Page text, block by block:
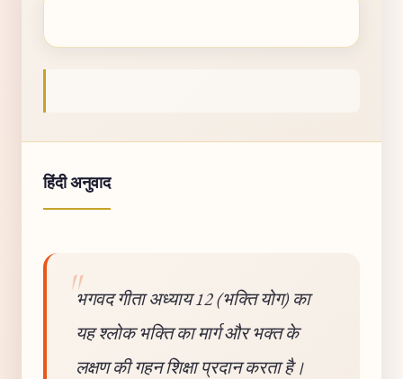
हिंदी अनुवाद
भगवद गीता अध्याय 12 (भक्ति योग) का
यह श्लोक भक्ति का मार्ग और भक्त के
लक्षण की गहन शिक्षा प्रदान करता है।